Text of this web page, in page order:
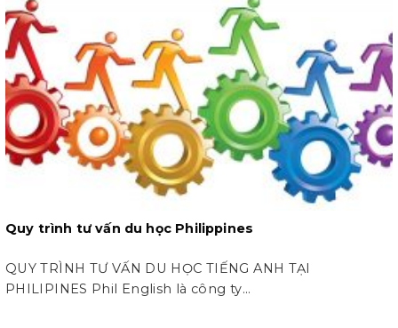
Quy trình tư vấn du học Philippines
QUY TRÌNH TƯ VẤN DU HỌC TIẾNG ANH TẠI
PHILIPINES Phil English là công ty...